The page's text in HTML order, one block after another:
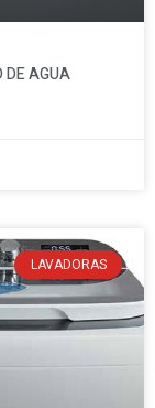
DE AGUA
LAVADORAS